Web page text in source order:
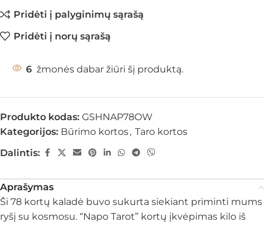
Pridėti į palyginimų sąrašą
Pridėti į norų sąrašą
6 žmonės dabar žiūri šį produktą.
Produkto kodas: GSHNAP78OW
Kategorijos: Būrimo kortos, Taro kortos
Dalintis:
Aprašymas
Ši 78 kortų kaladė buvo sukurta siekiant priminti mums
ryšį su kosmosu. “Napo Tarot” kortų įkvėpimas kilo iš